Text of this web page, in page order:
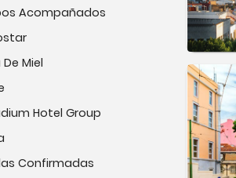
Acompañados
De Miel
Hotel Group
Confirmadas